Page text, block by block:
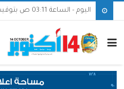
اليوم - الساعة 03:11 ص بتوقيت مدينة عدن